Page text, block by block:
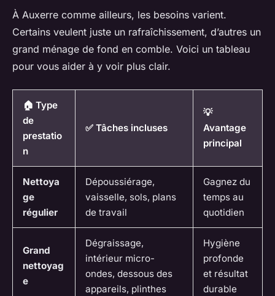
À Auxerre comme ailleurs, les besoins varient.
Certains veulent juste un rafraîchissement, d’autres un
grand ménage de fond en comble. Voici un tableau
pour vous aider à y voir plus clair.
🏠 Type
de
prestatio
n
✅ Tâches incluses
💡
Avantage
principal
Nettoya
ge
régulier
Dépoussiérage,
vaisselle, sols, plans
de travail
Gagnez du
temps au
quotidien
Grand
nettoyag
e
Dégraissage,
intérieur micro-
ondes, dessous des
appareils, plinthes
Hygiène
profonde
et résultat
durable